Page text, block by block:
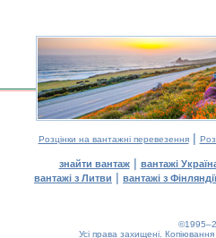
Розцінки на вантажні перевезення|
знайти вантаж| вантажі
вантажі з Литви | вантажі з Фінляндії
Усі права захищені.